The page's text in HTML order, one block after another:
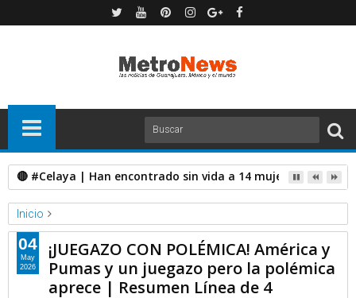
🔴 #Celaya | Han encontrado sin vida a 14 mujeres que
Inicio
Deportes
Telemundo Deportes
¡JUEGAZO CON POLÉMICA! América y Pumas y un juegazo pero
la polémica aprece | Resumen Línea de 4
¡JUEGAZO CON POLÉMICA! América y
Pumas y un juegazo pero la polémica
aprece | Resumen Línea de 4
04
May
2026